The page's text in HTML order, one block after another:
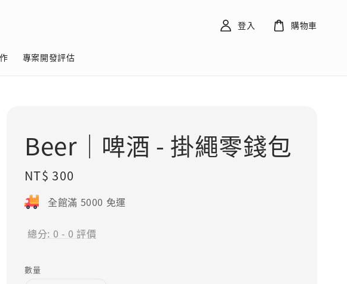
專案開發評估
登入 購物車
Beer｜啤酒 - 掛繩零錢包
Regular
price
NT$ 300
全館滿 5000 免運
總分: 0 - 0 評價
數量